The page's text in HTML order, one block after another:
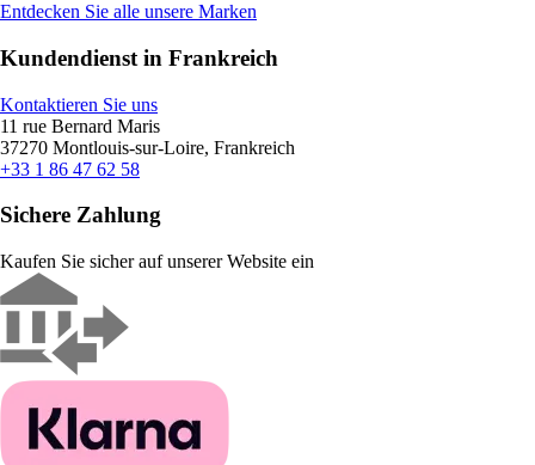
Entdecken Sie alle unsere Marken
Kundendienst in Frankreich
Kontaktieren Sie uns
11 rue Bernard Maris
37270 Montlouis-sur-Loire, Frankreich
+33 1 86 47 62 58
Sichere Zahlung
Kaufen Sie sicher auf unserer Website ein